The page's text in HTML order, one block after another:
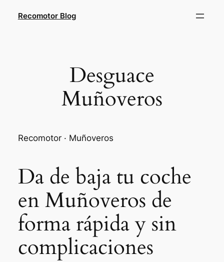
Recomotor Blog
Desguace
Muñoveros
Recomotor · Muñoveros
Da de baja tu coche
en Muñoveros de
forma rápida y sin
complicaciones